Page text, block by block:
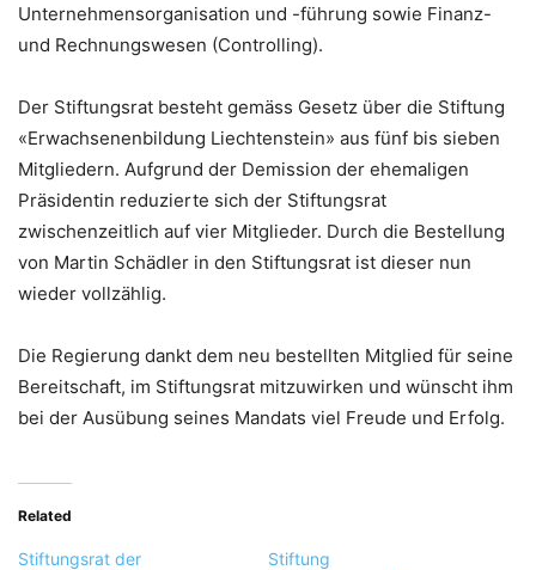
Unternehmensorganisation und -führung sowie Finanz-
und Rechnungswesen (Controlling).
Der Stiftungsrat besteht gemäss Gesetz über die Stiftung
«Erwachsenenbildung Liechtenstein» aus fünf bis sieben
Mitgliedern. Aufgrund der Demission der ehemaligen
Präsidentin reduzierte sich der Stiftungsrat
zwischenzeitlich auf vier Mitglieder. Durch die Bestellung
von Martin Schädler in den Stiftungsrat ist dieser nun
wieder vollzählig.
Die Regierung dankt dem neu bestellten Mitglied für seine
Bereitschaft, im Stiftungsrat mitzuwirken und wünscht ihm
bei der Ausübung seines Mandats viel Freude und Erfolg.
Related
Stiftungsrat der
Stiftung